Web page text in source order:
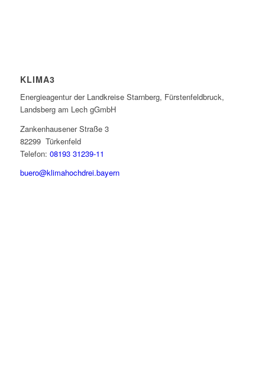
KLIMA3
Energieagentur der Landkreise Starnberg, Fürstenfeldbruck,
Landsberg am Lech gGmbH
Zankenhausener Straße 3
82299 Türkenfeld
Telefon: 08193 31239-11
buero@klimahochdrei.bayern